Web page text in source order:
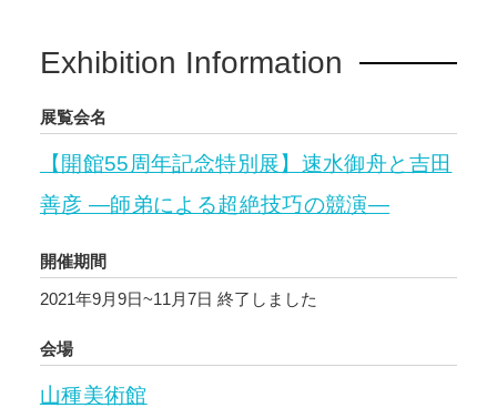
Exhibition Information
展覧会名
【開館55周年記念特別展】速水御舟と吉田
善彦 ―師弟による超絶技巧の競演―
開催期間
2021年9月9日~11月7日 終了しました
会場
山種美術館